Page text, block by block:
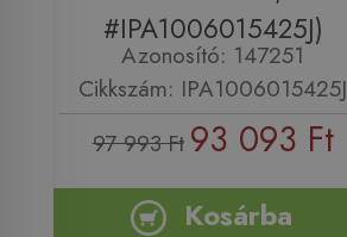
#IPA1006015425J)
Azonosító: 147251
Cikkszám: IPA1006015425J
97 993 Ft 93 093 Ft
Kosárba